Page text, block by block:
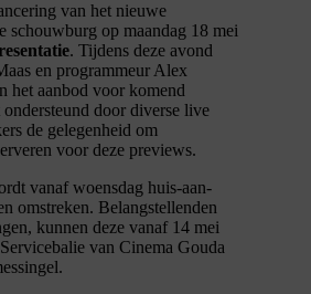
van het nieuwe
schouwburg op maandag 18 mei
. Tijdens deze avond
en programmeur Alex
het aanbod voor komend
door diverse live
de gelegenheid om
voor deze previews.
vanaf woensdag huis-aan-
omstreken. Belangstellenden
kunnen deze vanaf 14 mei
van Cinema Gouda